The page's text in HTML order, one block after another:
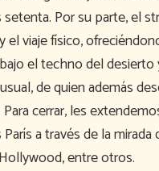
Por su parte, el
viaje físico,
el techno del desierto
de quien además
cerrar, les
a través de la mirada
entre otros.